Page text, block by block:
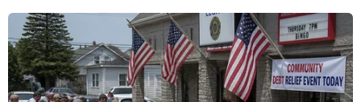
Bộ Y tế: Dịch COVID-19 tại TPHCM về cơ